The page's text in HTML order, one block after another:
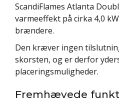
ScandiFlames Atlanta
varmeeffekt på cirka 4,0
brændere.
Den kræver ingen
skorsten, og er derfor
placeringsmuligheder.
Fremhævede